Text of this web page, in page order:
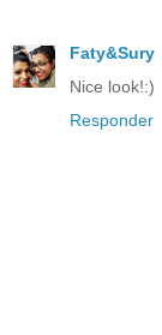
Faty&Sury
Nice look!:)
Responder